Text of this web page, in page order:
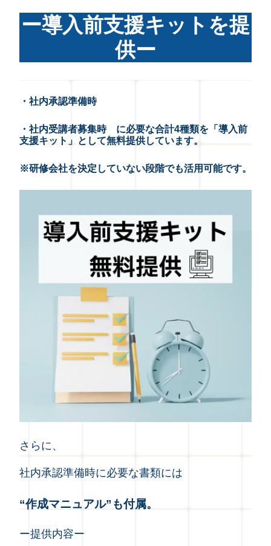
ー導入前支援キットを提
供ー
・社内承認準備時
・社内受講者募集時 に必要な合計4種類を「導入前
支援キット」として無料提供しています。
※研修会社を決定していない段階でも活用可能です。
さらに、
社内承認準備時に必要な書類には
“作成マニュアル”も付属。
ー提供内容ー